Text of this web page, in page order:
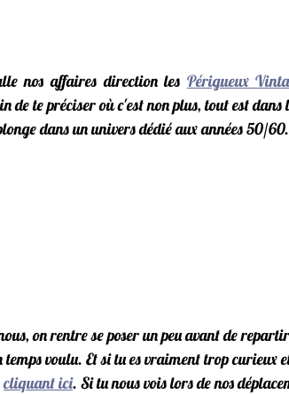
nos affaires direction les Périgueux
de te préciser où c'est non plus, tout est
dans un univers dédié aux années 50/60.
on rentre se poser un peu avant de
voulu. Et si tu es vraiment trop curieux
cliquant ici. Si tu nous vois lors de nos